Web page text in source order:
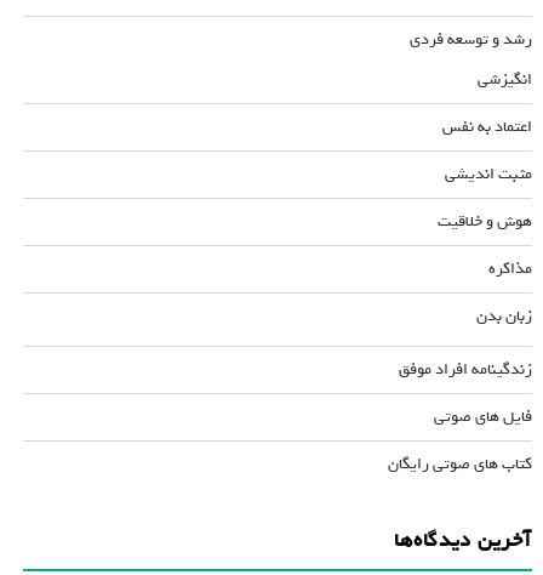
رشد و توسعه فردی
انگیزشی
اعتماد به نفس
مثبت اندیشی
هوش و خلاقیت
مذاکره
زبان بدن
زندگینامه افراد موفق
فایل های صوتی
کتاب های صوتی رایگان
آخرین دیدگاه‌ها